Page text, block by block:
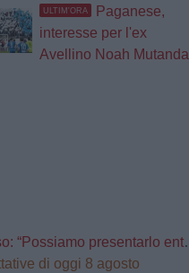
ULTIM'ORA
Paganese,
interesse per l'ex
Avellino Noah Mutanda
presentarlo entro 30 giorni dal comunicato”
di oggi 8 agosto